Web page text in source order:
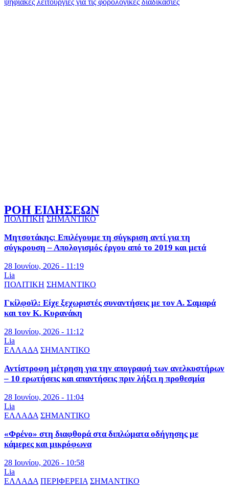
ΡΟΗ ΕΙΔΗΣΕΩΝ
ΠΟΛΙΤΙΚΗ ΣΗΜΑΝΤΙΚΟ
Μητσοτάκης: Επιλέγουμε τη σύγκριση αντί για τη
σύγκρουση – Απολογισμός έργου από το 2019 και μετά
28 Ιουνίου, 2026 - 11:19
Lia
ΠΟΛΙΤΙΚΗ ΣΗΜΑΝΤΙΚΟ
Γκίλφοϊλ: Είχε ξεχωριστές συναντήσεις με τον Α. Σαμαρά
και τον Κ. Κυρανάκη
28 Ιουνίου, 2026 - 11:12
Lia
ΕΛΛΑΔΑ ΣΗΜΑΝΤΙΚΟ
Αντίστροφη μέτρηση για την απογραφή των ανελκυστήρων
– 10 ερωτήσεις και απαντήσεις πριν λήξει η προθεσμία
28 Ιουνίου, 2026 - 11:04
Lia
ΕΛΛΑΔΑ ΣΗΜΑΝΤΙΚΟ
«Φρένο» στη διαφθορά στα διπλώματα οδήγησης με
κάμερες και μικρόφωνα
28 Ιουνίου, 2026 - 10:58
Lia
ΕΛΛΑΔΑ ΠΕΡΙΦΕΡΕΙΑ ΣΗΜΑΝΤΙΚΟ